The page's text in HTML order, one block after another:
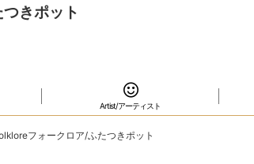
きポット
Artist/アーティスト
フォークロア/ふたつきポット